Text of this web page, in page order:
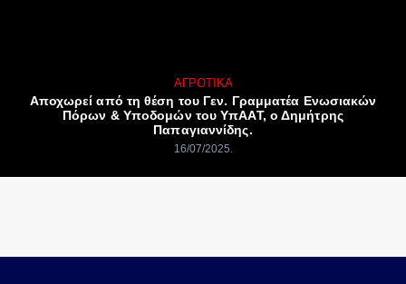
ΑΓΡΟΤΙΚΆ
Αποχωρεί από τη θέση του Γεν. Γραμματέα Ενωσιακών
Πόρων & Υποδομών του ΥπΑΑΤ, ο Δημήτρης
Παπαγιαννίδης.
16/07/2025